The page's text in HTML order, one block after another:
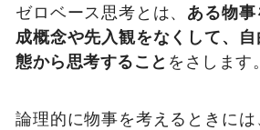
ゼロベース思考とは、 ある物
成概念や先入観をなくして、
態から思考すること をさします。
論理的に物事を考えるときには